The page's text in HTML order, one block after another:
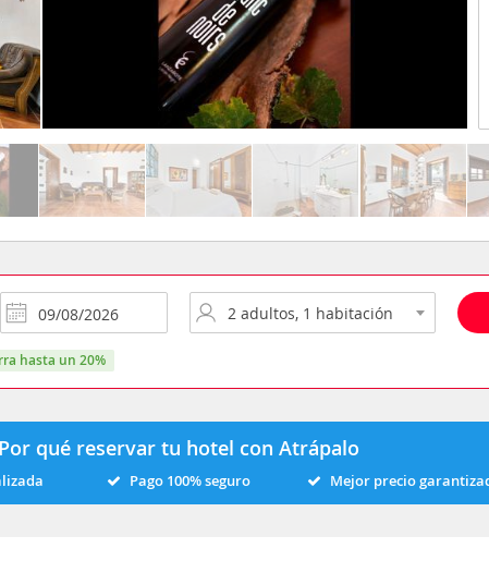
hasta un 20%
Por qué reservar tu hotel con Atrápalo
Pago 100% seguro Mejor precio